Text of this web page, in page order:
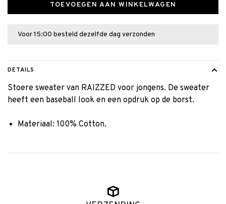
TOEVOEGEN AAN WINKELWAGEN
Voor 15:00 besteld dezelfde dag verzonden
DETAILS
Stoere sweater van RAIZZED voor jongens. De sweater
heeft een baseball look en een opdruk op de borst.
Materiaal: 100% Cotton.